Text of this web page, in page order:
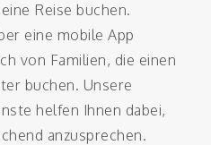
Reise buchen.
eine mobile App
von Familien, die einen
buchen. Unsere
helfen Ihnen dabei,
anzusprechen.